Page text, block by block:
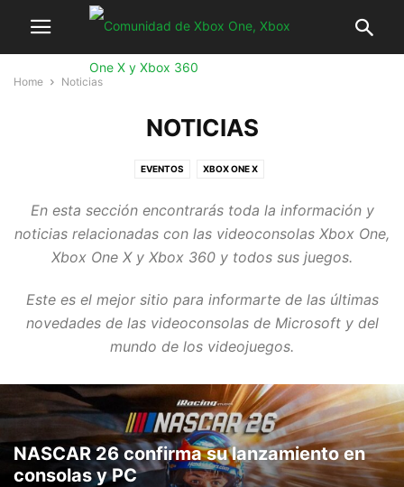
Home Noticias
NOTICIAS
EVENTOS XBOX ONE X
En esta sección encontrarás toda la información y
noticias relacionadas con las videoconsolas Xbox One,
Xbox One X y Xbox 360 y todos sus juegos.
Este es el mejor sitio para informarte de las últimas
novedades de las videoconsolas de Microsoft y del
mundo de los videojuegos.
NASCAR 26 confirma su lanzamiento en
consolas y PC